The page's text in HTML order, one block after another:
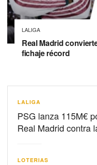
LALIGA
Real Madrid
fichaje récord
LALIGA
PSG lanza 115M€
Real Madrid contra
LOTERIAS